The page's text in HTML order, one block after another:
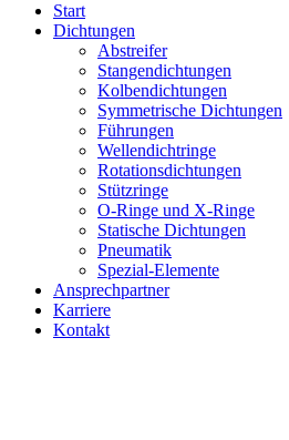
Start
Dichtungen
Abstreifer
Stangendichtungen
Kolbendichtungen
Symmetrische Dichtungen
Führungen
Wellendichtringe
Rotationsdichtungen
Stützringe
O-Ringe und X-Ringe
Statische Dichtungen
Pneumatik
Spezial-Elemente
Ansprechpartner
Karriere
Kontakt